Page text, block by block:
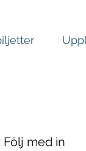
Följ med in